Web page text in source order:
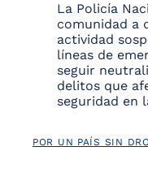
La Policía
comunidad a
actividad
líneas de
seguir
delitos que
seguridad en
POR UN PAÍS SIN